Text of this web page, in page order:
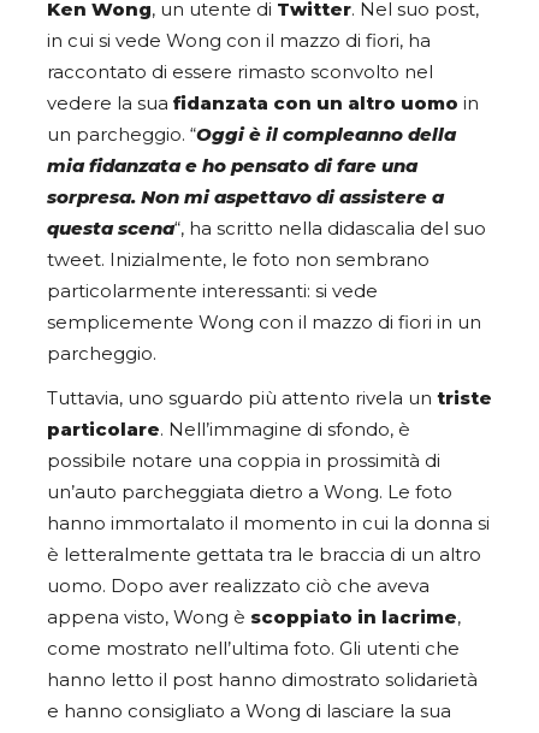
Ken Wong, un utente di Twitter. Nel suo post,
in cui si vede Wong con il mazzo di fiori, ha
raccontato di essere rimasto sconvolto nel
vedere la sua fidanzata con un altro uomo in
un parcheggio. “Oggi è il compleanno della
mia fidanzata e ho pensato di fare una
sorpresa. Non mi aspettavo di assistere a
questa scena“, ha scritto nella didascalia del suo
tweet. Inizialmente, le foto non sembrano
particolarmente interessanti: si vede
semplicemente Wong con il mazzo di fiori in un
parcheggio.
Tuttavia, uno sguardo più attento rivela un triste
particolare. Nell’immagine di sfondo, è
possibile notare una coppia in prossimità di
un’auto parcheggiata dietro a Wong. Le foto
hanno immortalato il momento in cui la donna si
è letteralmente gettata tra le braccia di un altro
uomo. Dopo aver realizzato ciò che aveva
appena visto, Wong è scoppiato in lacrime,
come mostrato nell’ultima foto. Gli utenti che
hanno letto il post hanno dimostrato solidarietà
e hanno consigliato a Wong di lasciare la sua